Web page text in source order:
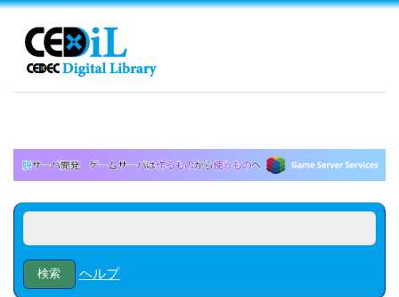
ヘルプ